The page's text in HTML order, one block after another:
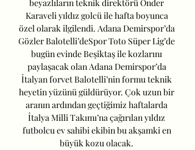
beyazlıların teknik direktörü Önder
Karaveli yıldız golcü ile hafta boyunca
özel olarak ilgilendi. Adana Demirspor’da
Gözler Balotelli’deSpor Toto Süper Lig’de
bugün evinde Beşiktaş ile kozlarını
paylaşacak olan Adana Demirspor’da
İtalyan forvet Balotelli’nin formu teknik
heyetin yüzünü güldürüyor. Çok uzun bir
aranın ardından geçtiğimiz haftalarda
İtalya Milli Takımı’na çağırılan yıldız
futbolcu ev sahibi ekibin bu akşamki en
büyük kozu olacak.